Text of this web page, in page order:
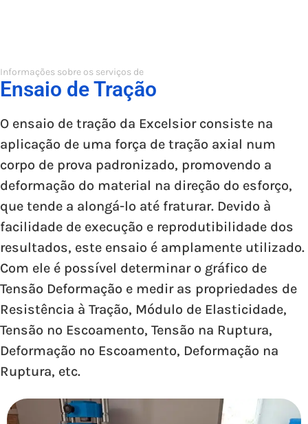
Informações sobre os serviços de
Ensaio de Tração
O ensaio de tração da Excelsior consiste na
aplicação de uma força de tração axial num
corpo de prova padronizado, promovendo a
deformação do material na direção do esforço,
que tende a alongá-lo até fraturar. Devido à
facilidade de execução e reprodutibilidade dos
resultados, este ensaio é amplamente utilizado.
Com ele é possível determinar o gráfico de
Tensão Deformação e medir as propriedades de
Resistência à Tração, Módulo de Elasticidade,
Tensão no Escoamento, Tensão na Ruptura,
Deformação no Escoamento, Deformação na
Ruptura, etc.